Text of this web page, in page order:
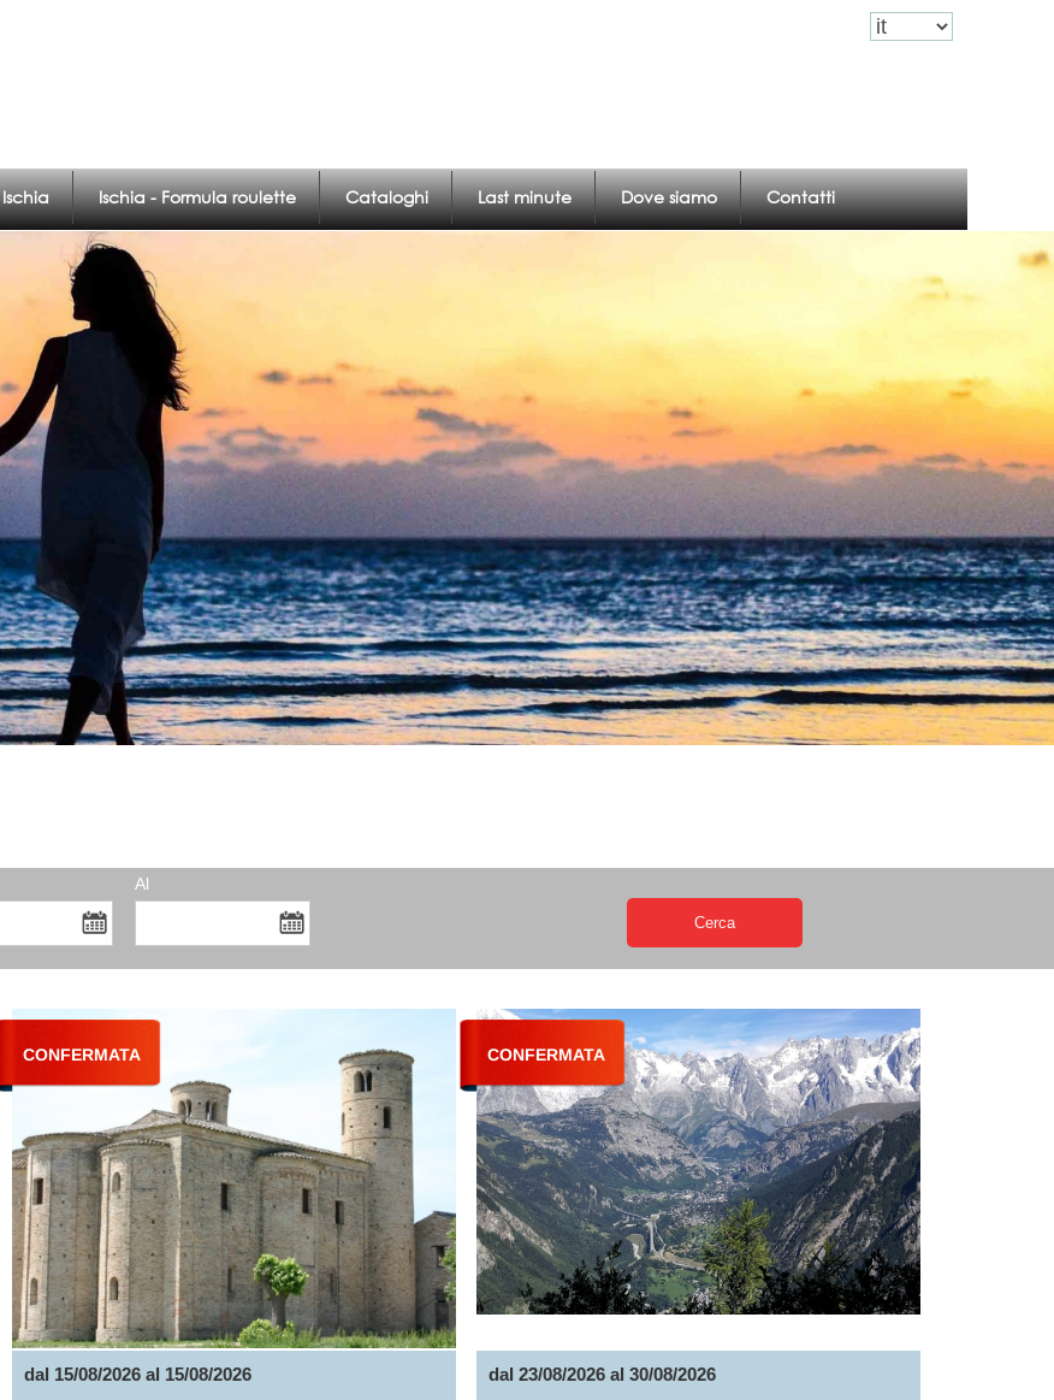
Al
Ischia Ischia - Formula roulette Cataloghi Last minute Dove siamo Contatti
dal 15/08/2026 al 15/08/2026
CONFERMATA
dal 23/08/2026 al 30/08/2026
CONFERMATA